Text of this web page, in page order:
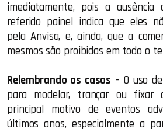
imediatamente, pois a ausência
referido painel indica que eles
pela Anvisa, e, ainda, que a
mesmos são proibidas em todo o
Relembrando os casos – O uso
para modelar, trançar ou fixar
principal motivo de eventos
últimos anos, especialmente a